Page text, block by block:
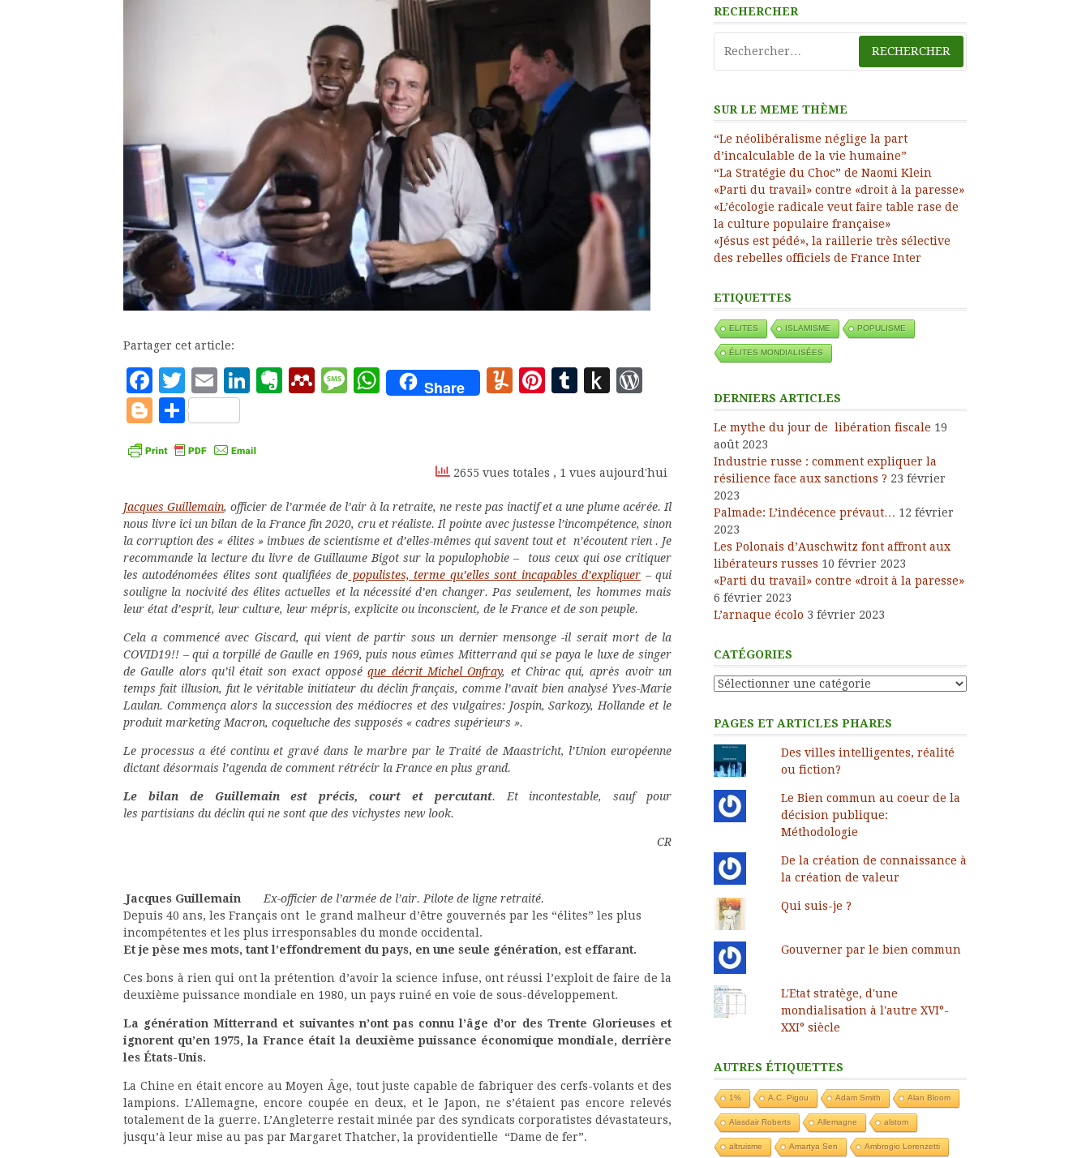
Partager cet article:
Facebook
Twitter
EmailLinkedIn
Evernote
Mendeley
Message
WhatsApp
Share Yummly
Pinterest
Tumblr
Push
Blogger
Partager
2655 vues totales , 1 vues aujourd'hui
Jacques Guillemain, officier de l’armée de l’air à la retraite, ne reste pas inactif et a une plume acérée. Il
nous livre ici un bilan de la France fin 2020, cru et réaliste. Il pointe avec justesse l’incompétence, sinon
la corruption des « élites » imbues de scientisme et d’elles-mêmes qui savent tout et n’écoutent rien . Je
recommande la lecture du livre de Guillaume Bigot sur la populophobie – tous ceux qui ose critiquer
les autodénomées élites sont qualifiées de populistes, terme qu’elles sont incapables d’expliquer – qui
souligne la nocivité des élites actuelles et la nécessité d’en changer. Pas seulement, les hommes mais
leur état d’esprit, leur culture, leur mépris, explicite ou inconscient, de le France et de son peuple.
Cela a commencé avec Giscard, qui vient de partir sous un dernier mensonge -il serait mort de la
COVID19!! – qui a torpillé de Gaulle en 1969, puis nous eûmes Mitterrand qui se paya le luxe de singer
de Gaulle alors qu’il était son exact opposéque décrit Michel Onfray, et Chirac qui, après avoir un
temps fait illusion, fut le véritable initiateur du déclin français, comme l’avait bien analysé Yves-Marie
Laulan. Commença alors la succession des médiocres et des vulgaires: Jospin, Sarkozy, Hollande et le
produit marketing Macron, coqueluche des supposés « cadres supérieurs ».
Le processus a été continu et gravé dans le marbre par le Traité de Maastricht, l’Union européenne
dictant désormais l’agenda de comment rétrécir la France en plus grand.
Le bilan de Guillemain est précis, court et percutant. Et incontestable, sauf pour
les partisians du déclin qui ne sont que des vichystes new look.
CR
Jacques Guillemain Ex-officier de l’armée de l’air. Pilote de ligne retraité.
Depuis 40 ans, les Français ont le grand malheur d’être gouvernés par les “élites” les plus
incompétentes et les plus irresponsables du monde occidental.
Et je pèse mes mots, tant l’effondrement du pays, en une seule génération, est effarant.
Ces bons à rien qui ont la prétention d’avoir la science infuse, ont réussi l’exploit de faire de la
deuxième puissance mondiale en 1980, un pays ruiné en voie de sous-développement.
La génération Mitterrand et suivantes n’ont pas connu l’âge d’or des Trente Glorieuses et
ignorent qu’en 1975, la France était la deuxième puissance économique mondiale, derrière
les États-Unis.
La Chine en était encore au Moyen Âge, tout juste capable de fabriquer des cerfs-volants et des
lampions. L’Allemagne, encore coupée en deux, et le Japon, ne s’étaient pas encore relevés
totalement de la guerre. L’Angleterre restait minée par des syndicats corporatistes dévastateurs,
jusqu’à leur mise au pas par Margaret Thatcher, la providentielle “Dame de fer”.
RECHERCHER
SUR LE MEME THÈME
“Le néolibéralisme néglige la part
d’incalculable de la vie humaine”
“La Stratégie du Choc” de Naomi Klein
«Parti du travail» contre «droit à la paresse»
«L’écologie radicale veut faire table rase de
la culture populaire française»
«Jésus est pédé», la raillerie très sélective
des rebelles officiels de France Inter
ETIQUETTES
ELITES ISLAMISME POPULISME
ÉLITES MONDIALISÉES
DERNIERS ARTICLES
Le mythe du jour de libération fiscale 19
août 2023
Industrie russe : comment expliquer la
résilience face aux sanctions ? 23 février
2023
Palmade: L’indécence prévaut… 12 février
2023
Les Polonais d’Auschwitz font affront aux
libérateurs russes 10 février 2023
«Parti du travail» contre «droit à la paresse»
6 février 2023
L’arnaque écolo 3 février 2023
CATÉGORIES
Catégories
PAGES ET ARTICLES PHARES
Des villes intelligentes, réalité
ou fiction?
Le Bien commun au coeur de la
décision publique:
Méthodologie
De la création de connaissance à
la création de valeur
Qui suis-je ?
Gouverner par le bien commun
L'Etat stratège, d'une
mondialisation à l'autre XVI°-
XXI° siècle
AUTRES ÉTIQUETTES
1% A.C. Pigou Adam Smith Alan Bloom
Alasdair Roberts Allemagne alstom
altruisme Amartya Sen Ambrogio Lorenzetti